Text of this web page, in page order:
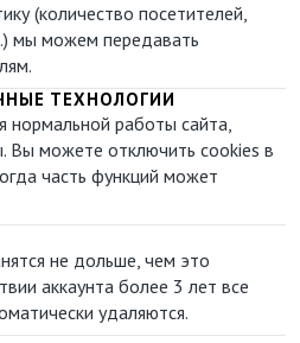
(количество посетителей,
мы можем передавать
ТЕХНОЛОГИИ
нормальной работы сайта,
Вы можете отключить cookies в
часть функций может
не дольше, чем это
аккаунта более 3 лет все
удаляются.